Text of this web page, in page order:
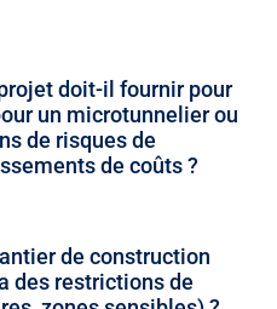
doit-il fournir pour
un microtunnelier ou
de risques de
de coûts ?
de construction
des restrictions de